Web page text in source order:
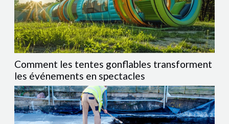
Comment les tentes gonflables transforment
les événements en spectacles